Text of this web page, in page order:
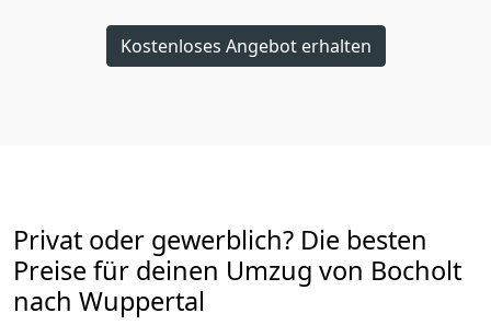
Kostenloses Angebot erhalten
Privat oder gewerblich? Die besten
Preise für deinen Umzug von Bocholt
nach Wuppertal